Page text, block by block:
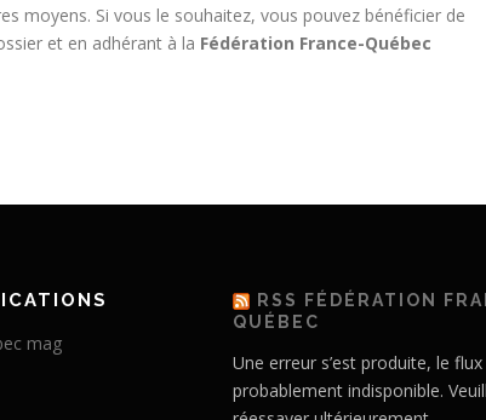
moyens. Si vous le souhaitez, vous pouvez bénéficier de
et en adhérant à la Fédération France-Québec
RSS FÉDÉRATION
QUÉBEC
Une erreur s’est produite, le
probablement indisponible.